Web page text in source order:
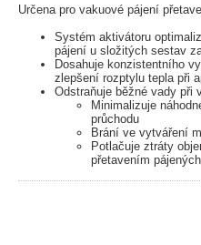
Určena pro vakuové pájení
Systém aktivátoru
pájení u složitých sestav
Dosahuje konzistentního
zlepšení rozptylu tepla při
Odstraňuje běžné vady při
Minimalizuje
průchodu
Brání ve vytváření
Potlačuje ztráty
přetavením